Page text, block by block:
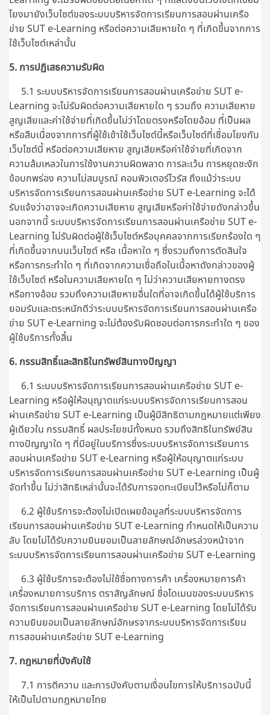
โยงมายังเว็บไซต์ของระบบบริหารจัดการเรียนการสอนผ่านเครือ
ข่าย SUT e-Learning หรือต่อความเสียหายใด ๆ ที่เกิดขึ้นจากการ
ใช้เว็บไซต์เหล่านั้น
5. การปฏิเสธความรับผิด
5.1 ระบบบริหารจัดการเรียนการสอนผ่านเครือข่าย SUT e-
Learning จะไม่รับผิดต่อความเสียหายใด ๆ รวมถึง ความเสียหาย
สูญเสียและค่าใช้จ่ายที่เกิดขึ้นไม่ว่าโดยตรงหรือโดยอ้อม ที่เป็นผล
หรือสืบเนื่องจากการที่ผู้ใช้เข้าใช้เว็บไซต์นี้หรือเว็บไซต์ที่เชื่อมโยงกับ
เว็บไซต์นี้ หรือต่อความเสียหาย สูญเสียหรือค่าใช้จ่ายที่เกิดจาก
ความล้มเหลวในการใช้งานความผิดพลาด การละเว้น การหยุดชะงัก
ข้อบกพร่อง ความไม่สมบูรณ์ คอมพิวเตอร์ไวรัส ถึงแม้ว่าระบบ
บริหารจัดการเรียนการสอนผ่านเครือข่าย SUT e-Learning จะได้
รับแจ้งว่าอาจจะเกิดความเสียหาย สูญเสียหรือค่าใช้จ่ายดังกล่าวขึ้น
นอกจากนี้ระบบบริหารจัดการเรียนการสอนผ่านเครือข่าย SUT e-
Learning ไม่รับผิดต่อผู้ใช้เว็บไซต์หรือบุคคลจากการเรียกร้องใด ๆ
ที่เกิดขึ้นจากบนเว็บไซต์ หรือ เนื้อหาใด ๆ ซึ่งรวมถึงการตัดสินใจ
หรือการกระทำใด ๆ ที่เกิดจากความเชื่อถือในเนื้อหาดังกล่าวของผู้
ใช้เว็บไซต์ หรือในความเสียหายใด ๆ ไม่ว่าความเสียหายทางตรง
หรือทางอ้อม รวมถึงความเสียหายอื่นใดที่อาจเกิดขึ้นได้ผู้ใช้บริการ
ยอมรับและตระหนักดีว่าระบบบริหารจัดการเรียนการสอนผ่านเครือ
ข่าย SUT e-Learning จะไม่ต้องรับผิดชอบต่อการกระทำใด ๆ ของ
ผู้ใช้บริการทั้งสิ้น
6. กรรมสิทธิ์และสิทธิในทรัพย์สินทางปัญญา
6.1 ระบบบริหารจัดการเรียนการสอนผ่านเครือข่าย SUT e-
Learning หรือผู้ให้อนุญาตแก่ระบบบริหารจัดการเรียนการสอน
ผ่านเครือข่าย SUT e-Learning เป็นผู้มีสิทธิตามกฎหมายแต่เพียง
ผู้เดียวใน กรรมสิทธิ์ ผลประโยชน์ทั้งหมด รวมถึงสิทธิในทรัพย์สิน
ทางปัญญาใด ๆ ที่มีอยู่ในบริการซึ่งระบบบริหารจัดการเรียนการ
สอนผ่านเครือข่าย SUT e-Learning หรือผู้ให้อนุญาตแก่ระบบ
บริหารจัดการเรียนการสอนผ่านเครือข่าย SUT e-Learning เป็นผู้
จัดทำขึ้น ไม่ว่าสิทธิเหล่านั้นจะได้รับการจดทะเบียนไว้หรือไม่ก็ตาม
6.2 ผู้ใช้บริการจะต้องไม่เปิดเผยข้อมูลที่ระบบบริหารจัดการ
เรียนการสอนผ่านเครือข่าย SUT e-Learning กำหนดให้เป็นความ
ลับ โดยไม่ได้รับความยินยอมเป็นลายลักษณ์อักษรล่วงหน้าจาก
ระบบบริหารจัดการเรียนการสอนผ่านเครือข่าย SUT e-Learning
6.3 ผู้ใช้บริการจะต้องไม่ใช้ชื่อทางการค้า เครื่องหมายการค้า
เครื่องหมายการบริการ ตราสัญลักษณ์ ชื่อโดเมนของระบบบริหาร
จัดการเรียนการสอนผ่านเครือข่าย SUT e-Learning โดยไม่ได้รับ
ความยินยอมเป็นลายลักษณ์อักษรจากระบบบริหารจัดการเรียน
การสอนผ่านเครือข่าย SUT e-Learning
7. กฎหมายที่บังคับใช้
7.1 การตีความ และการบังคับตามเงื่อนไขการให้บริการฉบับนี้
ให้เป็นไปตามกฎหมายไทย